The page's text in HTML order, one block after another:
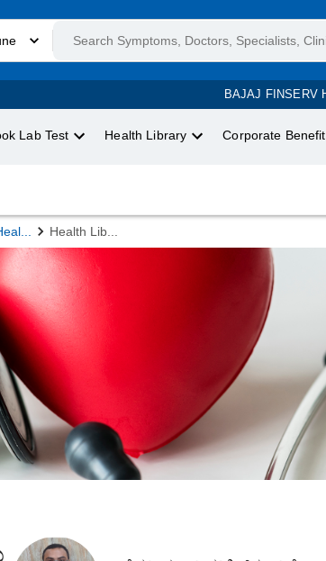
BAJAJ FINSERV
Lab Test Health Library Corporate
... Health Lib...